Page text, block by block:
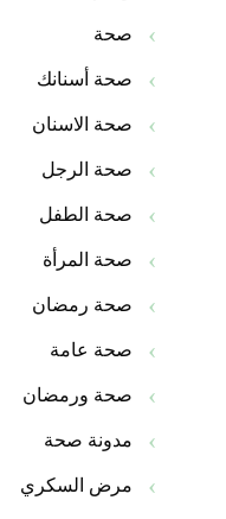
صحة
صحة أسنانك
صحة الاسنان
صحة الرجل
صحة الطفل
صحة المرأة
صحة رمضان
صحة عامة
صحة ورمضان
مدونة صحة
مرض السكري